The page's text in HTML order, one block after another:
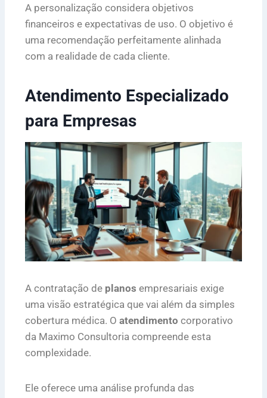
A personalização considera objetivos
financeiros e expectativas de uso. O objetivo é
uma recomendação perfeitamente alinhada
com a realidade de cada cliente.
Atendimento Especializado
para Empresas
A contratação de planos empresariais exige
uma visão estratégica que vai além da simples
cobertura médica. O atendimento corporativo
da Maximo Consultoria compreende esta
complexidade.
Ele oferece uma análise profunda das